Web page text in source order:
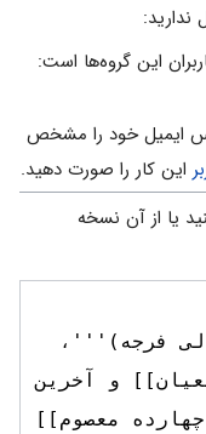
این گروه‌ها است:
ایمیل خود را مشخص
این کار را صورت دهید.
یا از آن نسخه